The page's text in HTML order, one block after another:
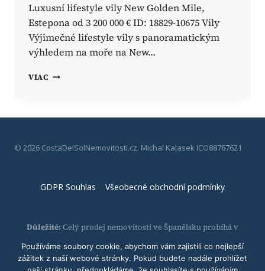
Luxusní lifestyle vily New Golden Mile,
Estepona od 3 200 000 € ID: 18829-10675 Vily
Výjimečné lifestyle vily s panoramatickým
výhledem na moře na New…
VIAC 4-
ESTEPONĚ
© 2026 CostaDelSolNemovitosti.cz. Michal Kalasek ICO88767621
GDPR Souhlas Všeobecné obchodní podmínky
Důležité: Celý prodej nemovitostí ve Španělsku probíhá v
Majitel této webové stránky nenese žádnou odpovědnost za
proces prodeje. Během procesu budete seznámeni se všemi
Používáme soubory cookie, abychom vám zajistili co nejlepší
zážitek z naší webové stránky. Pokud budete nadále prohlížet